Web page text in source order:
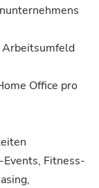
Arbeitsumfeld
Office pro
Fitness-